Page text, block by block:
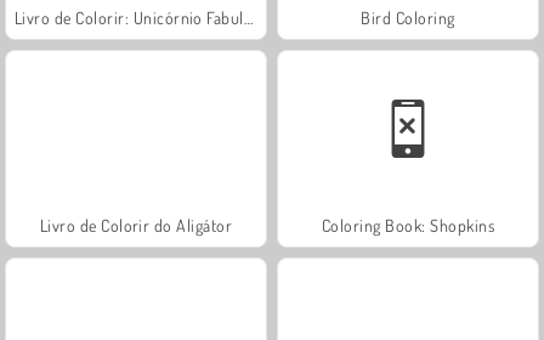
Bird Coloring
Livro de Colorir do Aligátor Coloring Book: Shopkins